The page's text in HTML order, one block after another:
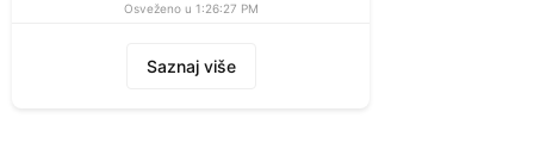
Osveženo u 1:26:27 PM
Saznaj više